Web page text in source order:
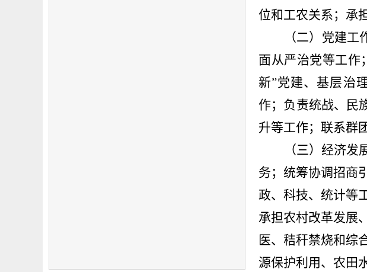
位和工农关系； 承
（二）党建工
面从严治党等工作；
新”党建、基层治
作； 负责统战、 民
升等工作； 联系群
（三）经济发
务； 统筹协调招商
政、 科技、统计等
承担农村改革发展
医、秸秆禁烧和综
源保护利用、农田